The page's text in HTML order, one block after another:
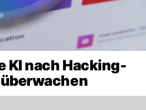
KI nach Hacking-